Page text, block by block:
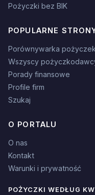
Pożyczki bez BIK
POPULARNE
Porównywarka pożyczek
Wszyscy
Porady finansowe
Profile firm
Szukaj
O PORTALU
O nas
Kontakt
Warunki i prywatność
POŻYCZKI WEDŁUG